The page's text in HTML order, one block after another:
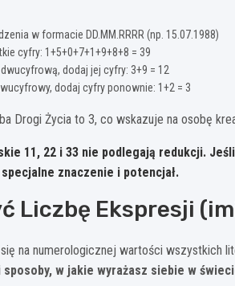
w formacie DD.MM.RRRR (np. 15.07.1988)
cyfry: 1+5+0+7+1+9+8+8 = 39
dodaj jej cyfry: 3+9 = 12
dodaj cyfry ponownie: 1+2 = 3
Drogi Życia to 3, co wskazuje na osobę
11, 22 i 33 nie podlegają redukcji.
znaczenie i potencjał.
Liczbę Ekspresji
na numerologicznej wartości wszystkich
w jakie wyrażasz siebie w